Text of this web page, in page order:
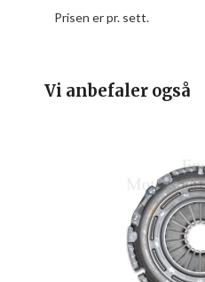
Prisen er pr. sett.
Vi anbefaler også